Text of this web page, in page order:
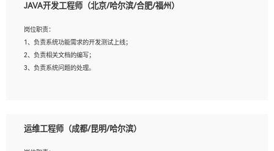
岗位要求：
2、精通linux命令。
3、熟悉oracle、mysql 数据库。
4、善于沟通，具有良好的团队合作精神和协作能力。
5、必须有实际的生产环境系统维护经验。
JAVA开发工程师（北京/哈尔滨/合肥/福州）
岗位职责：
1、负责系统功能需求的开发测试上线；
2、负责相关文档的编写；
3、负责系统问题的处理。
2、熟悉linux命令；
运维工程师（成都/昆明/哈尔滨）